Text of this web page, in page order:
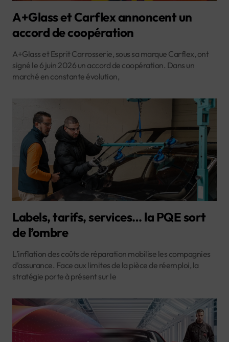
A+Glass et Carflex annoncent un
accord de coopération
A+Glass et Esprit Carrosserie, sous sa marque Carflex, ont
signé le 6 juin 2026 un accord de coopération. Dans un
marché en constante évolution,
Labels, tarifs, services… la PQE sort
de l’ombre
L’inflation des coûts de réparation mobilise les compagnies
d’assurance. Face aux limites de la pièce de réemploi, la
stratégie porte à présent sur le